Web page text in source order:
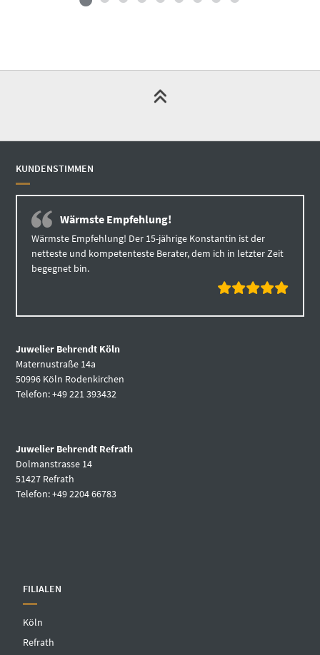
KUNDENSTIMMEN
Wärmste Empfehlung!
Wärmste Empfehlung! Der 15-jährige Konstantin ist der
netteste und kompetenteste Berater, dem ich in letzter Zeit
begegnet bin.
Juwelier Behrendt Köln
Maternustraße 14a
50996 Köln Rodenkirchen
Telefon: +49 221 393432
Juwelier Behrendt Refrath
Dolmanstrasse 14
51427 Refrath
Telefon: +49 2204 66783
FILIALEN
Köln
Refrath